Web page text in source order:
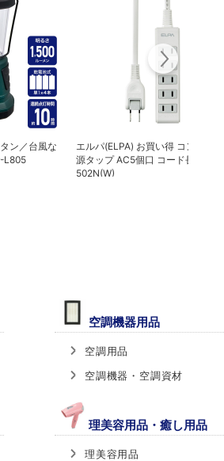
ン／台風な
L805
エルパ(ELPA) お買い得 コンパク
源タップ AC5個口 コード長2m
502N(W)
空調機器用品
空調用品
空調機器・空調資材
理美容用品・癒し用品
理美容用品